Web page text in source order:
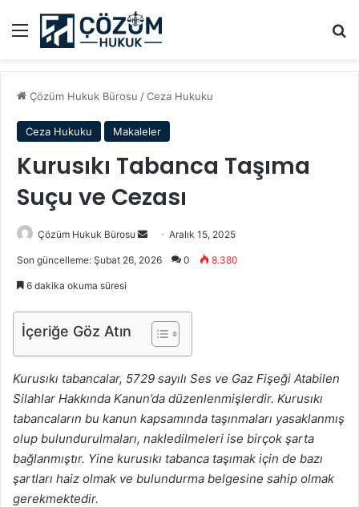
Menü
Çözüm Hukuk Bürosu /Ceza Hukuku
Ceza Hukuku Makaleler
Kurusıkı Tabanca Taşıma
Suçu ve Cezası
Çözüm Hukuk Bürosu
i
-
g
ö
n
d
Aralık 15, 2025
Son güncelleme: Şubat 26, 2026 0 8.380
6 dakika okuma süresi
İçeriğe Göz Atın
Kurusıkı tabancalar, 5729 sayılı Ses ve Gaz Fişeği Atabilen
Silahlar Hakkında Kanun’da düzenlenmişlerdir. Kurusıkı
tabancaların bu kanun kapsamında taşınmaları yasaklanmış
olup bulundurulmaları, nakledilmeleri ise birçok şarta
bağlanmıştır. Yine kurusıkı tabanca taşımak için de bazı
şartları haiz olmak ve bulundurma belgesine sahip olmak
gerekmektedir.